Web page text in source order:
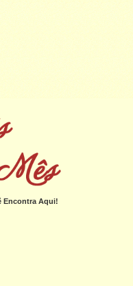
Encontra Aqui!